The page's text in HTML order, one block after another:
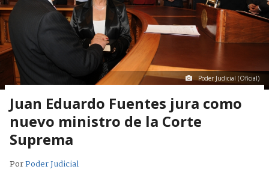
Poder Judicial (Oficial)
Juan Eduardo Fuentes jura como
nuevo ministro de la Corte
Suprema
PorPoder Judicial